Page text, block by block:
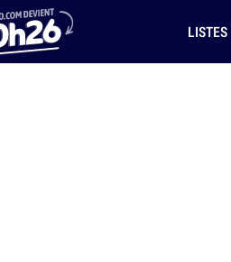
LISTES